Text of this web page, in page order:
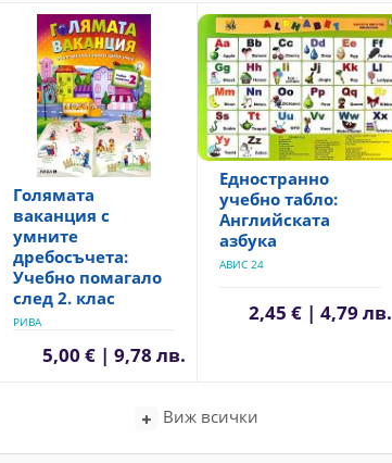
Голямата
ваканция с
умните
дребосъчета:
Учебно помагало
след 2. клас
РИВА
5,00 € | 9,78 лв.
Едностранно
учебно табло:
Английската
азбука
АВИС 24
2,45 € | 4,79 лв.
Виж всички